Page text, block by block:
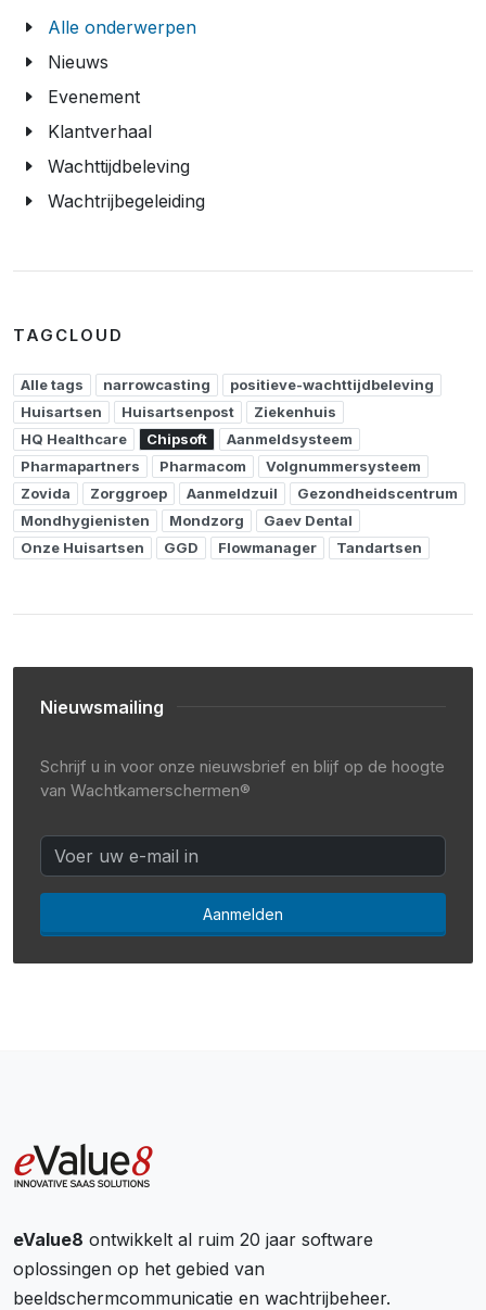
Alle onderwerpen
Nieuws
Evenement
Klantverhaal
Wachttijdbeleving
Wachtrijbegeleiding
TAGCLOUD
Alle tags narrowcasting
positieve-wachttijdbeleving
Huisartsen
Huisartsenpost
Ziekenhuis
HQ Healthcare
Chipsoft
Aanmeldsysteem
Pharmapartners
Pharmacom
Volgnummersysteem
Zovida
Zorggroep Aanmeldzuil
Gezondheidscentrum
Mondhygienisten
Mondzorg
Gaev Dental
Onze Huisartsen
GGD Flowmanager Tandartsen
Nieuwsmailing
Schrijf u in voor onze nieuwsbrief en blijf op de hoogte
van Wachtkamerschermen®
Aanmelden
eValue8 ontwikkelt al ruim 20 jaar software
oplossingen op het gebied van
beeldschermcommunicatie en wachtrijbeheer.